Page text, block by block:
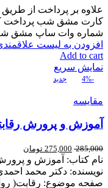
علاوه بر پرداخت از
شماره وات ساپ مشق شب ۰۲۱۶۶۹۶۲۵۱۷ اطلاع رسانی
افزودن به لیست
Add to cart
نمایش سریع
-4% جدید
مقایسه
آموزش و پرورش
285,000
275,000 تومان
نام کتاب: آموزش و پرورش